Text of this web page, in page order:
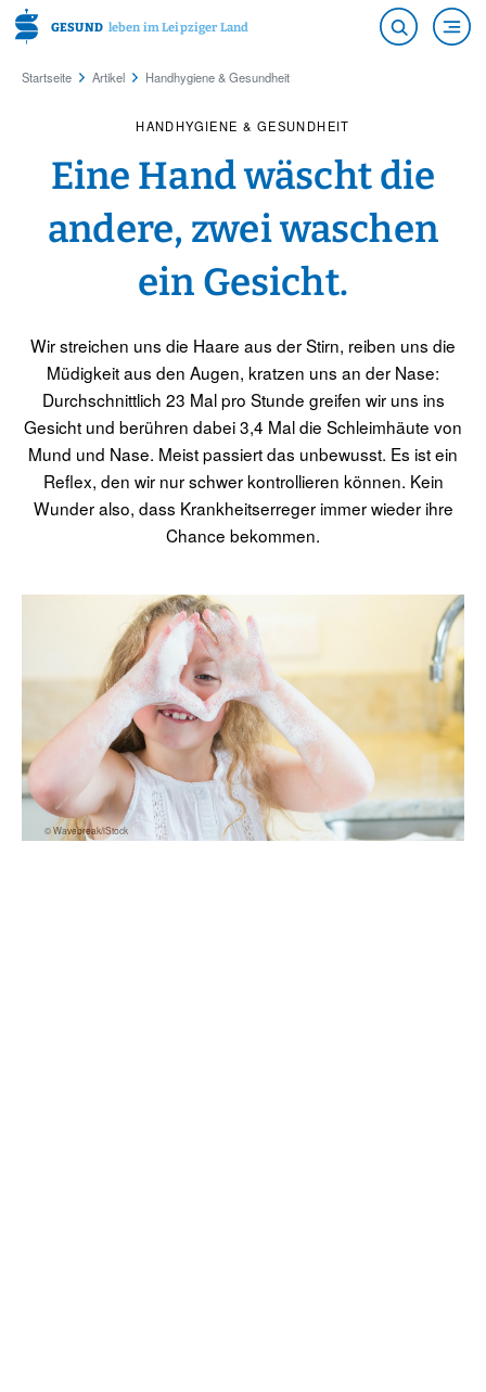
GESUND leben im Leipziger Land
Startseite Artikel Handhygiene & Gesundheit
HANDHYGIENE & GESUNDHEIT
Eine Hand wäscht die
andere, zwei waschen
ein Gesicht.
Wir streichen uns die Haare aus der Stirn, reiben uns die
Müdigkeit aus den Augen, kratzen uns an der Nase:
Durchschnittlich 23 Mal pro Stunde greifen wir uns ins
Gesicht und berühren dabei 3,4 Mal die Schleimhäute von
Mund und Nase. Meist passiert das unbewusst. Es ist ein
Reflex, den wir nur schwer kontrollieren können. Kein
Wunder also, dass Krankheitserreger immer wieder ihre
Chance bekommen.
© Wavebreak/iStock